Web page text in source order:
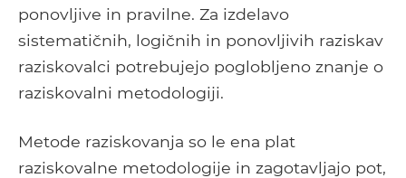
ponovljive in pravilne. Za izdelavo
sistematičnih, logičnih in ponovljivih raziskav
raziskovalci potrebujejo poglobljeno znanje o
raziskovalni metodologiji.
Metode raziskovanja so le ena plat
raziskovalne metodologije in zagotavljajo pot,